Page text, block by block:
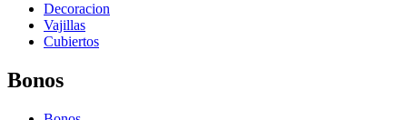
Decoracion
Vajillas
Cubiertos
Bonos